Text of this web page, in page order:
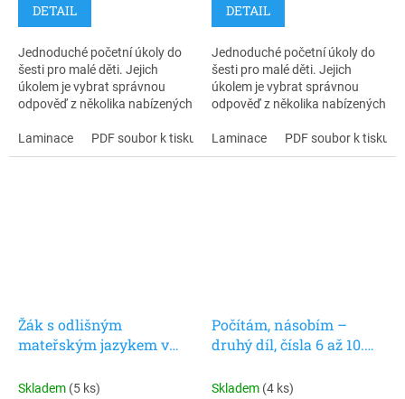
DETAIL
Jednoduché početní úkoly do
šesti pro malé děti. Jejich
úkolem je vybrat správnou
odpověď z několika nabízených
karet si děti mohou samy ověřit
správnost řešení. Inspirováno
Laminace PDF soubor k tisku
DETAIL
Jednoduché početní úkoly do
šesti pro malé děti. Jejich
úkolem je vybrat správnou
odpověď z několika nabízených
karet si děti mohou samy ověřit
správnost řešení. Insporováno
Laminace PDF soubor k tisku
Žák s odlišným
mateřským jazykem v
Matematika. Pasparta.
Skladem (5 ks)
Počítám, násobím –
druhý díl, čísla 6 až 10.
Skladem (4 ks)